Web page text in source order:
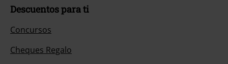
Descuentos para ti
Concursos
Cheques Regalo